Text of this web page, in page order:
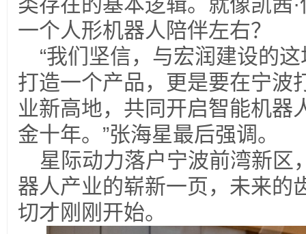
一个人形机器人陪伴左右？
“我们坚信，与宏润建设的
打造一个产品，更是要在宁波
业新高地，共同开启智能机器
金十年。”张海星最后强调。
星际动力落户宁波前湾新区
器人产业的崭新一页，未来的
切才刚刚开始。